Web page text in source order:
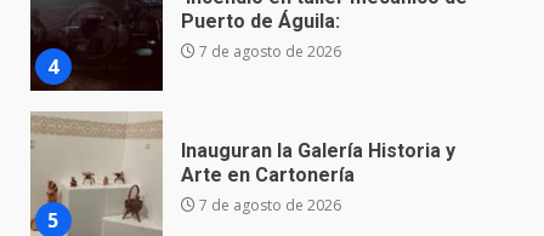
5
Arte en Cartonería
7 de agosto de 2026
6
Valle de Santiago refuerza
seguridad con nuevas unidades
7 de agosto de 2026